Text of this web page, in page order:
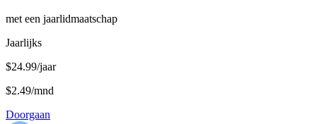
met een jaarlidmaatschap
Jaarlijks
$24.99/jaar
$2.49/mnd
Doorgaan